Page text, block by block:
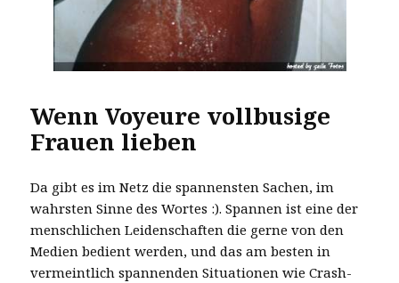
Wenn Voyeure vollbusige
Frauen lieben
Da gibt es im Netz die spannensten Sachen, im
wahrsten Sinne des Wortes :). Spannen ist eine der
menschlichen Leidenschaften die gerne von den
Medien bedient werden, und das am besten in
vermeintlich spannenden Situationen wie Crash-